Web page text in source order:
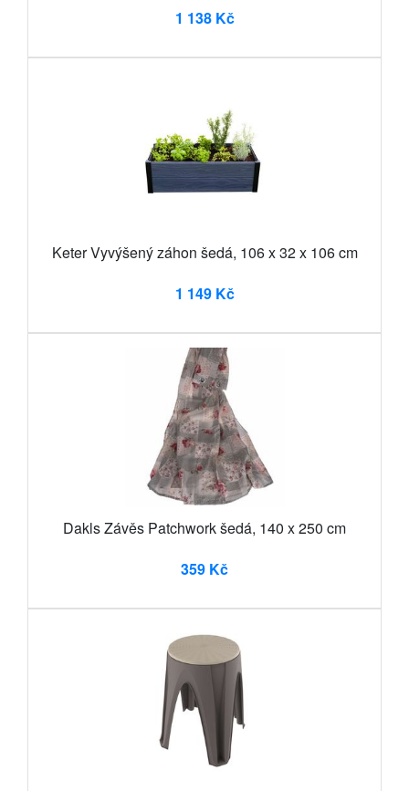
1 138 Kč
Keter Vyvýšený záhon šedá, 106 x 32 x 106 cm
1 149 Kč
Dakls Závěs Patchwork šedá, 140 x 250 cm
359 Kč